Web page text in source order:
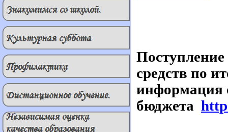
средств по
информация
бюджета